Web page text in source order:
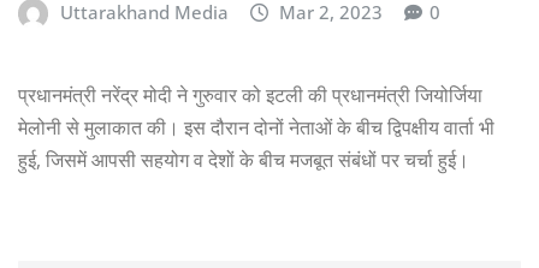
Uttarakhand Media Mar 2, 2023 0
प्रधानमंत्री नरेंद्र मोदी ने गुरुवार को इटली की प्रधानमंत्री जियोर्जिया
मेलोनी से मुलाकात की। इस दौरान दोनों नेताओं के बीच द्विपक्षीय वार्ता भी
हुई, जिसमें आपसी सहयोग व देशों के बीच मजबूत संबंधों पर चर्चा हुई।